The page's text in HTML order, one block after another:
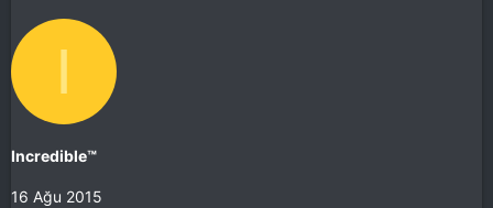
I
Incredible™
16 Ağu 2015